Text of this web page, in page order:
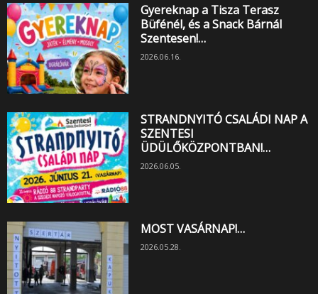
Gyereknap a Tisza Terasz
Büfénél, és a Snack Bárnál
Szentesen!…
2026.06.16.
STRANDNYITÓ CSALÁDI NAP A
SZENTESI
ÜDÜLŐKÖZPONTBAN!…
2026.06.05.
MOST VASÁRNAP!…
2026.05.28.